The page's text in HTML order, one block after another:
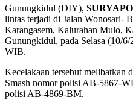
Gunungkidul (DIY),
lintas terjadi di Jalan Wonosari-
Karangasem, Kalurahan Mulo,
Gunungkidul, pada Selasa (10/
WIB.
Kecelakaan tersebut melibatkan
Smash nomor polisi AB-5867-
polisi AB-4869-BM.